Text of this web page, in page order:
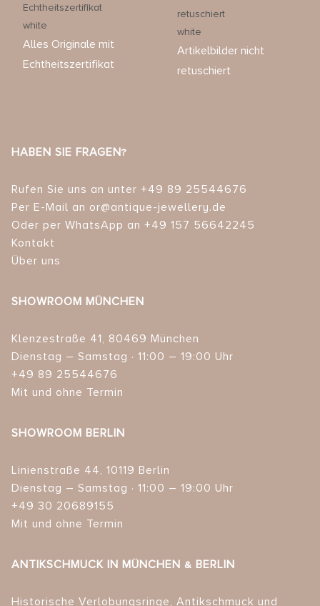
Alles Originale mit
Echtheitszertifikat
Artikelbilder nicht
retuschiert
HABEN SIE FRAGEN?
Rufen Sie uns an unter +49 89 25544676
Per E-Mail an or@antique-jewellery.de
Oder per WhatsApp an +49 157 56642245
Kontakt
Über uns
SHOWROOM MÜNCHEN
Klenzestraße 41, 80469 München
Dienstag – Samstag · 11:00 – 19:00 Uhr
+49 89 25544676
Mit und ohne Termin
SHOWROOM BERLIN
Linienstraße 44, 10119 Berlin
Dienstag – Samstag · 11:00 – 19:00 Uhr
+49 30 20689155
Mit und ohne Termin
ANTIKSCHMUCK IN MÜNCHEN & BERLIN
Historische Verlobungsringe, Antikschmuck und